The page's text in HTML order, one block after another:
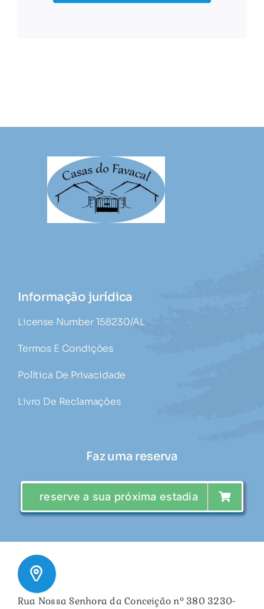
Informação jurídica
License Number 158230/AL
Termos E Condições
Política De Privacidade
Livro De Reclamações
Faz uma reserva
reserve a sua próxima estadia
Rua Nossa Senhora da Conceição nº 380 3230-